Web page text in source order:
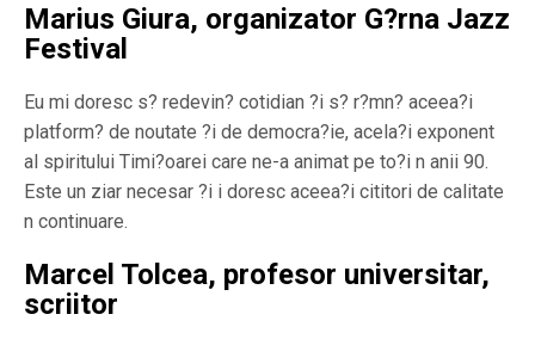
Marius Giura, organizator G?rna Jazz
Festival
Eu mi doresc s? redevin? cotidian ?i s? r?mn? aceea?i
platform? de noutate ?i de democra?ie, acela?i exponent
al spiritului Timi?oarei care ne-a animat pe to?i n anii 90.
Este un ziar necesar ?i i doresc aceea?i cititori de calitate
n continuare.
Marcel Tolcea, profesor universitar,
scriitor